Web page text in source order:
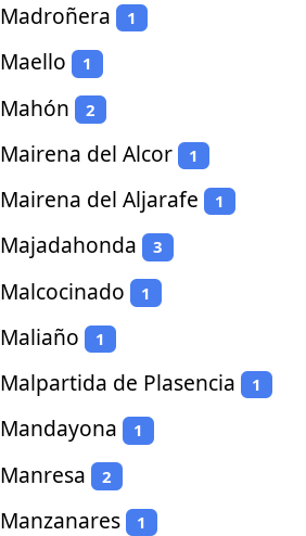
Madroñera 1
Maello 1
Mahón 2
Mairena del Alcor 1
Mairena del Aljarafe 1
Majadahonda 3
Malcocinado 1
Maliaño 1
Malpartida de Plasencia 1
Mandayona 1
Manresa 2
Manzanares 1